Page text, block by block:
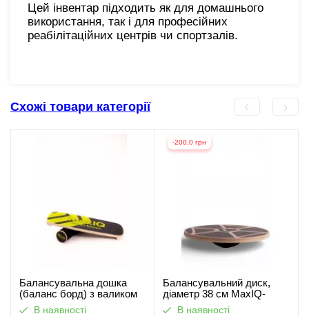
Цей інвентар підходить як для домашнього
використання, так і для професійних
реабілітаційних центрів чи спортзалів.
Схожі товари категорії
Балансувальна дошка
(баланс борд) з валиком
MaxIQ-MD1483
В наявності
-200,0 грн
Балансувальний диск,
діаметр 38 см MaxIQ-
MD1423
В наявності